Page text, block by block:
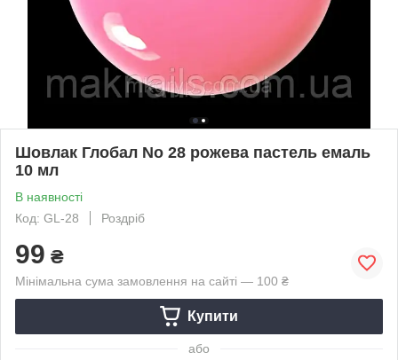
Шовлак Глобал No 28 рожева пастель емаль
10 мл
В наявності
Код: GL-28
Роздріб
99 ₴
Мінімальна сума замовлення на сайті — 100 ₴
Купити
або